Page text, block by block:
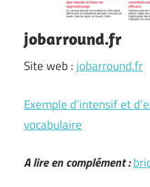
jobarround.fr
Site web : jobarround.fr
Exemple d’intensif et
vocabulaire
A lire en complément :